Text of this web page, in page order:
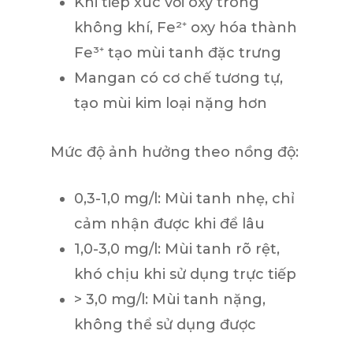
không khí, Fe²⁺ oxy hóa thành
Fe³⁺ tạo mùi tanh đặc trưng
Mangan có cơ chế tương tự,
tạo mùi kim loại nặng hơn
Mức độ ảnh hưởng theo nồng độ:
0,3-1,0 mg/l: Mùi tanh nhẹ, chỉ
cảm nhận được khi để lâu
1,0-3,0 mg/l: Mùi tanh rõ rệt,
khó chịu khi sử dụng trực tiếp
> 3,0 mg/l: Mùi tanh nặng,
không thể sử dụng được